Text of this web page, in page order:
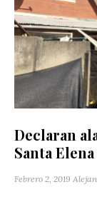
Declaran
Santa
Febrero 2, 2019